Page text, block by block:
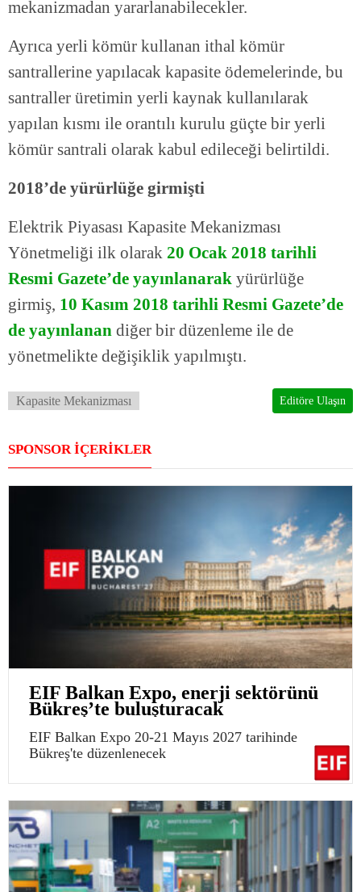
mekanizmadan yararlanabilecekler.
Ayrıca yerli kömür kullanan ithal kömür
santrallerine yapılacak kapasite ödemelerinde, bu
santraller üretimin yerli kaynak kullanılarak
yapılan kısmı ile orantılı kurulu güçte bir yerli
kömür santrali olarak kabul edileceği belirtildi.
2018’de yürürlüğe girmişti
Elektrik Piyasası Kapasite Mekanizması
Yönetmeliği ilk olarak 20 Ocak 2018 tarihli
Resmi Gazete’de yayınlanarak yürürlüğe
girmiş, 10 Kasım 2018 tarihli Resmi Gazete’de
de yayınlanan diğer bir düzenleme ile de
yönetmelikte değişiklik yapılmıştı.
Kapasite Mekanizması Editöre Ulaşın
SPONSOR İÇERİKLER
EIF Balkan Expo, enerji sektörünü
Bükreş’te buluşturacak
EIF Balkan Expo 20-21 Mayıs 2027 tarihinde
Bükreş'te düzenlenecek